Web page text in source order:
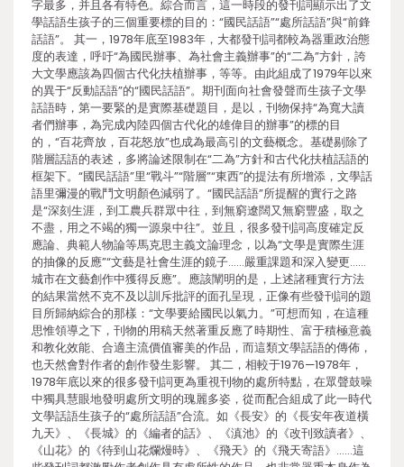
字最多，并且各有特色。綜合而言，這一時段的發刊詞顯示出了文
學話語生孩子的三個重要標的目的：“國民話語”“處所話語”與“前鋒
話語”。 其一，1978年底至1983年，大都發刊詞都較為器重政治態
度的表達，呼吁“為國民辦事、為社會主義辦事”的“二為”方針，誇
大文學應該為四個古代化扶植辦事，等等。由此組成了1979年以來
的異于“反動話語”的“國民話語”。期刊面向社會發聲而生孩子文學
話語時，第一要緊的是實際基礎題目，是以，刊物保持“為寬大讀
者們辦事，為完成內陸四個古代化的雄偉目的辦事”的標的目
的，“百花齊放，百花怒放”也成為最高引的文藝概念。基礎剔除了
階層話語的表述，多將論述限制在“二為”方針和古代化扶植話語的
框架下。“國民話語”里“戰斗”“階層”“東西”的提法有所增添，文學話
語里彌漫的戰鬥文明顏色減弱了。“國民話語”所提醒的實行之路
是“深刻生涯，到工農兵群眾中往，到無窮遼闊又無窮豐盛，取之
不盡，用之不竭的獨一源泉中往”。並且，很多發刊詞高度確定反
應論、典範人物論等馬克思主義文論理念，以為“文學是實際生涯
的抽像的反應”“文藝是社會生涯的鏡子……嚴重課題和深入變更……
城市在文藝創作中獲得反應”。應該闡明的是，上述諸種實行方法
的結果當然不克不及以訓斥批評的面孔呈現，正像有些發刊詞的題
目所歸納綜合的那樣：“文學要給國民以氣力。”可想而知，在這種
思惟領導之下，刊物的用稿天然著重反應了時期性、富于積極意義
和教化效能、合適主流價值審美的作品，而這類文學話語的傳佈，
也天然會對作者的創作發生影響。 其二，相較于1976—1978年，
1978年底以來的很多發刊詞更為重視刊物的處所特點，在眾聲鼓噪
中獨具慧眼地發明處所文明的瑰麗多姿，從而配合組成了此一時代
文學話語生孩子的“處所話語”合流。如《長安》的《長安年夜道橫
九天》、《長城》的《編者的話》、《滇池》的《改刊致讀者》、
《山花》的《待到山花爛熳時》、《飛天》的《飛天寄語》……這